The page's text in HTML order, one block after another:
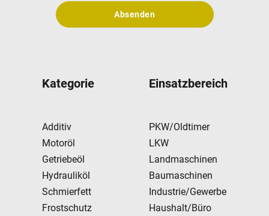
Kategorie
Additiv
Motoröl
Getriebeöl
Hydrauliköl
Schmierfett
Frostschutz
Einsatzbereich
PKW/Oldtimer
LKW
Landmaschinen
Baumaschinen
Industrie/Gewerbe
Haushalt/Büro
Absenden